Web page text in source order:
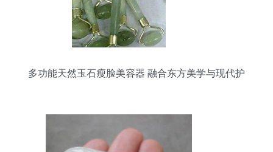
多功能天然玉石瘦脸美容器 融合东方美学与现代护